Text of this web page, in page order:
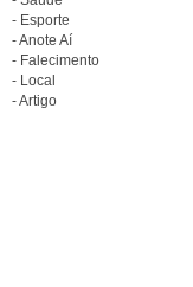
- Esporte
- Anote Aí
- Falecimento
- Local
- Artigo